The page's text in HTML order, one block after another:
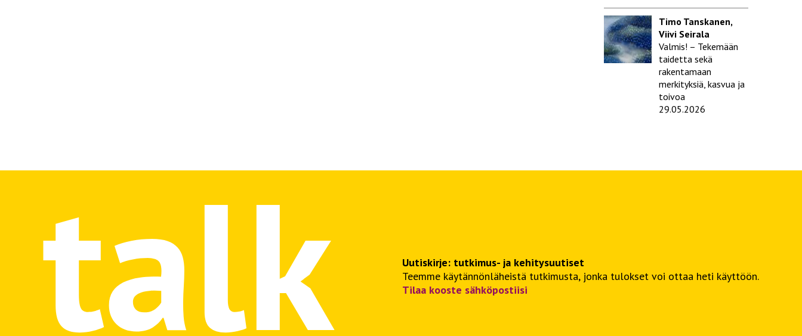
Timo Tanskanen,
Viivi Seirala
Valmis! – Tekemään
taidetta sekä
rakentamaan
merkityksiä, kasvua ja
toivoa
29.05.2026
Uutiskirje: tutkimus- ja kehitysuutiset
Teemme käytännönläheistä tutkimusta, jonka tulokset voi ottaa heti käyttöön.
Tilaa kooste sähköpostiisi